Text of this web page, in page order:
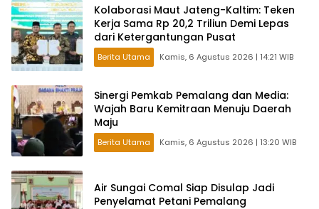
Kolaborasi Maut Jateng-Kaltim: Teken
Kerja Sama Rp 20,2 Triliun Demi Lepas
dari Ketergantungan Pusat
Berita Utama Kamis, 6 Agustus 2026 | 14:21 WIB
Sinergi Pemkab Pemalang dan Media:
Wajah Baru Kemitraan Menuju Daerah
Maju
Berita Utama Kamis, 6 Agustus 2026 | 13:20 WIB
Air Sungai Comal Siap Disulap Jadi
Penyelamat Petani Pemalang